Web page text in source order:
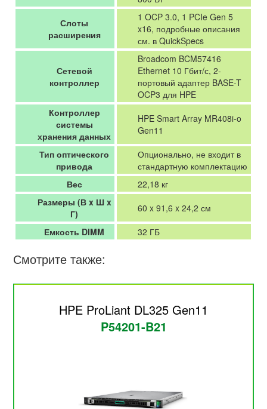
Слоты
расширения
1 OCP 3.0, 1 PCIe Gen 5
x16, подробные описания
см. в QuickSpecs
Сетевой
контроллер
Broadcom BCM57416
Ethernet 10 Гбит/с, 2-
портовый адаптер BASE-T
OCP3 для HPE
Контроллер
системы
хранения данных
HPE Smart Array MR408i-o
Gen11
Тип оптического
привода
Опционально, не входит в
стандартную комплектацию
Вес
22,18 кг
Размеры (В x Ш x
Г)
60 x 91,6 x 24,2 см
Емкость DIMM
32 ГБ
Смотрите также:
HPE ProLiant DL325 Gen11
P54201-B21